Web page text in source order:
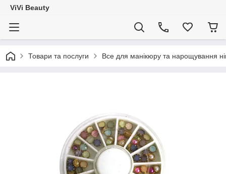
ViVi Beauty
Товари та послуги Все для манікюру та нарощування